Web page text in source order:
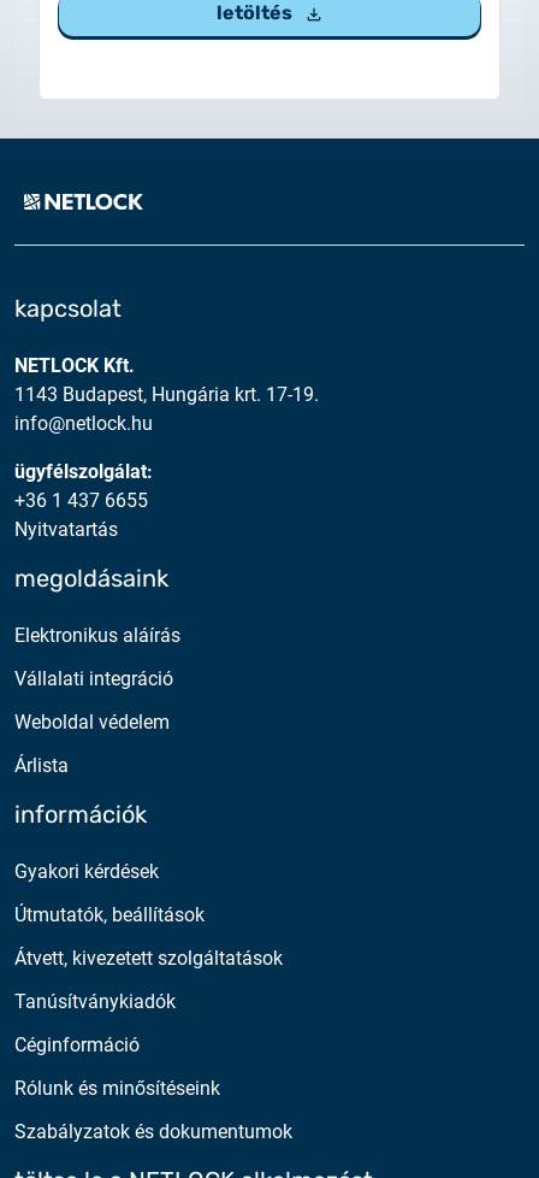
letöltés
kapcsolat
NETLOCK Kft.
1143 Budapest, Hungária krt. 17-19.
info@netlock.hu
ügyfélszolgálat:
+36 1 437 6655
Nyitvatartás
megoldásaink
Elektronikus aláírás
Vállalati integráció
Weboldal védelem
Árlista
információk
Gyakori kérdések
Útmutatók, beállítások
Átvett, kivezetett szolgáltatások
Tanúsítványkiadók
Céginformáció
Rólunk és minősítéseink
Szabályzatok és dokumentumok